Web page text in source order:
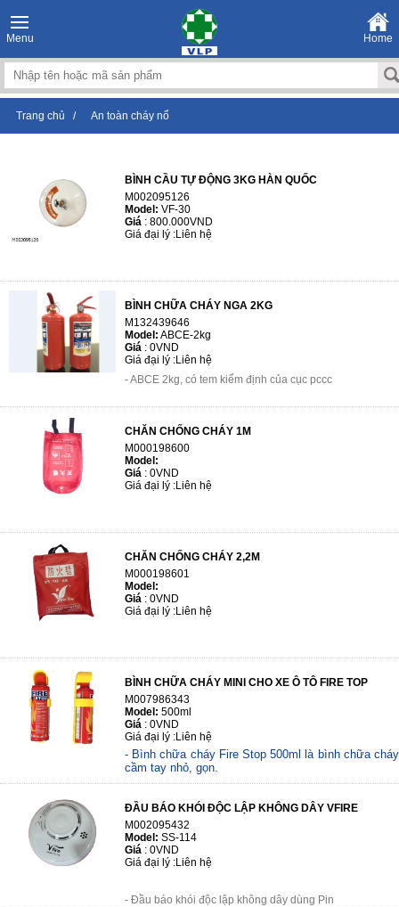
Menu Home
Trang chủ / An toàn cháy nổ
BÌNH CẦU TỰ ĐỘNG 3KG HÀN QUỐC
M002095126
Model: VF-30
Giá : 800.000VND
Giá đại lý :Liên hệ
BÌNH CHỮA CHÁY NGA 2KG
M132439646
Model: ABCE-2kg
Giá : 0VND
Giá đại lý :Liên hệ
- ABCE 2kg, có tem kiểm định của cục pccc
CHĂN CHỐNG CHÁY 1M
M000198600
Model:
Giá : 0VND
Giá đại lý :Liên hệ
CHĂN CHỐNG CHÁY 2,2M
M000198601
Model:
Giá : 0VND
Giá đại lý :Liên hệ
BÌNH CHỮA CHÁY MINI CHO XE Ô TÔ FIRE TOP
M007986343
Model: 500ml
Giá : 0VND
Giá đại lý :Liên hệ
- Bình chữa cháy Fire Stop 500ml là bình chữa cháy
cầm tay nhỏ, gọn.
tiện nhất.
- Chất lượng ...
ĐẦU BÁO KHÓI ĐỘC LẬP KHÔNG DÂY VFIRE
M002095432
Model: SS-114
Giá : 0VND
Giá đại lý :Liên hệ
- Đầu báo khói độc lập không dây dùng Pin